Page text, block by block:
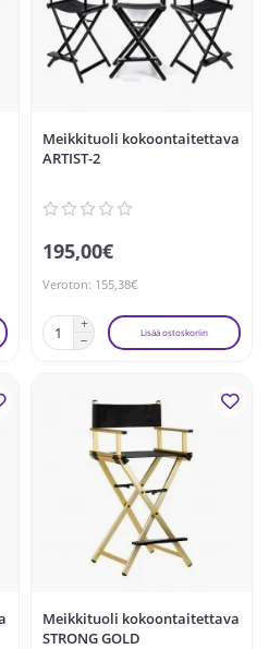
Meikkituoli kokoontaitettava
ARTIST-2
195,00€
Veroton: 155,38€
Lisää ostoskoriin
Meikkituoli kokoontaitettava
STRONG GOLD